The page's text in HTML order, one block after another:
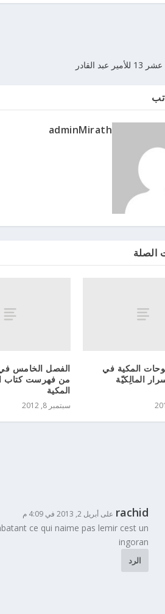
القادر
adminMirath
الصلة
المكية في
المالِكيّة
الفصل الخامس في
من فهرست كتاب
المكية
سبتمبر 8, 2012
rachid على أبريل 2, 2013 في 4:09 م
ce qui naime pas lemir cest un
ingoran
الرد